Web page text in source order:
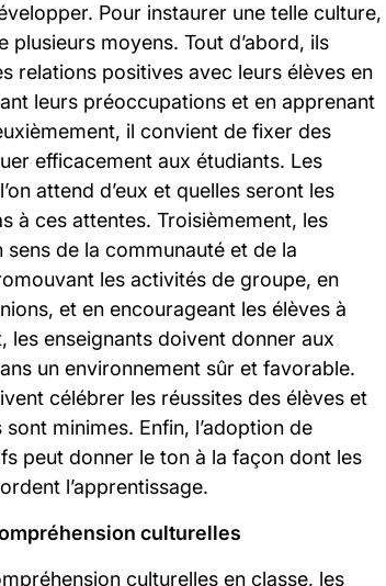
Pour instaurer une telle culture,
moyens. Tout d’abord, ils
relations positives avec leurs élèves en
leurs préoccupations et en apprenant
il convient de fixer des
efficacement aux étudiants. Les
attend d’eux et quelles seront les
à ces attentes. Troisièmement, les
de la communauté et de la
les activités de groupe, en
et en encourageant les élèves à
les enseignants doivent donner aux
un environnement sûr et favorable.
célébrer les réussites des élèves et
minimes. Enfin, l’adoption de
peut donner le ton à la façon dont les
l’apprentissage.
culturelles
culturelles en classe, les